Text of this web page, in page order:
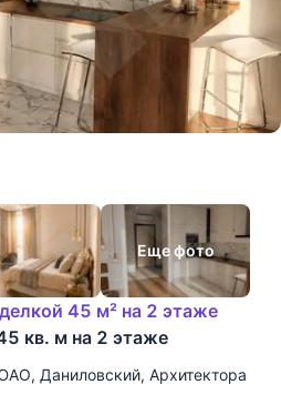
Еще фото
45 м² на 2 этаже
кв. м на 2 этаже
, Даниловский, Архитектора